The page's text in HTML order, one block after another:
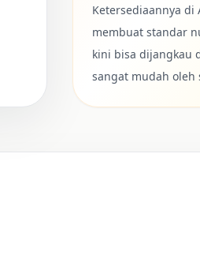
Ketersediaannya di
membuat standar
kini bisa dijangkau
sangat mudah oleh